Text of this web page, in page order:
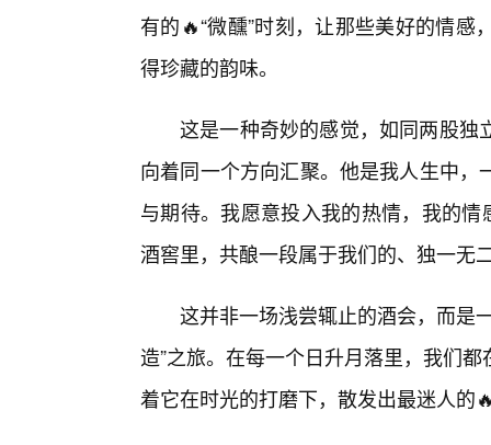
有的🔥“微醺”时刻，让那些美好的情
得珍藏的韵味。
这是一种奇妙的感觉，如同两股独
向着同一个方向汇聚。他是我人生中
与期待。我愿意投入我的热情，我的
酒窖里，共酿一段属于我们的、独一无
这并非一场浅尝辄止的酒会，而是
造”之旅。在每一个日升月落里，我们
着它在时光的打磨下，散发出最迷人的